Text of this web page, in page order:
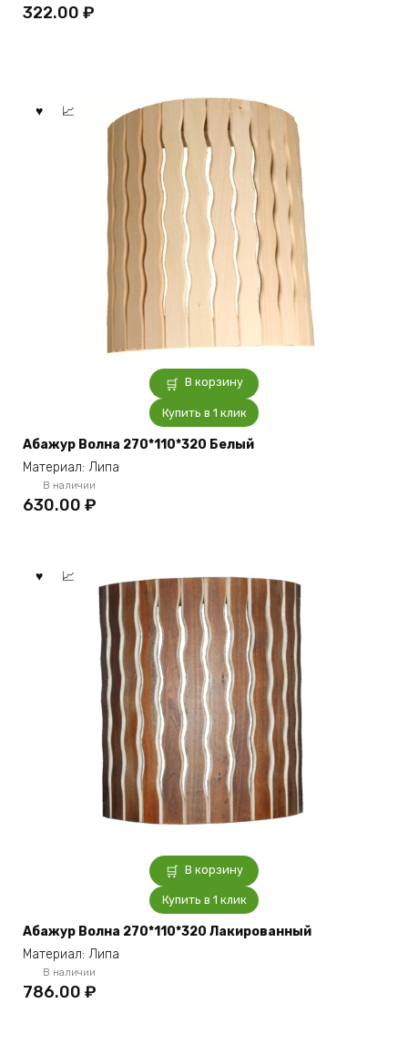
322.00 ₽
В корзину
Купить в 1 клик
Абажур Волна 270*110*320 Белый
Материал: Липа
В наличии
630.00 ₽
В корзину
Купить в 1 клик
Абажур Волна 270*110*320 Лакированный
Материал: Липа
В наличии
786.00 ₽